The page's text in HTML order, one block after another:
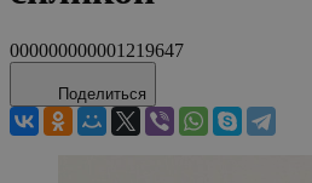
000000000001219647
Поделиться